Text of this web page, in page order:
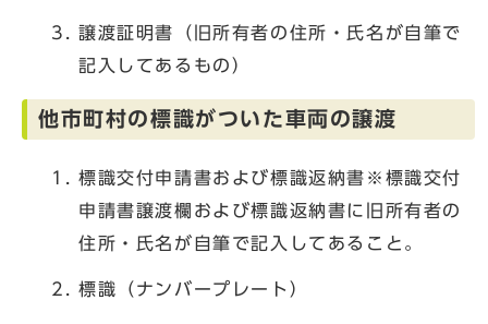
譲渡証明書（旧所有者の住所・氏名が自筆で
記入してあるもの）
他市町村の標識がついた車両の譲渡
標識交付申請書および標識返納書※標識交付
申請書譲渡欄および標識返納書に旧所有者の
住所・氏名が自筆で記入してあること。
標識（ナンバープレート）